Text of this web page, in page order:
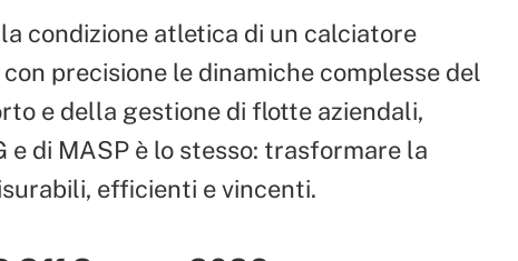
condizione atletica di un calciatore
precisione le dinamiche complesse del
e della gestione di flotte aziendali,
e di MASP è lo stesso: trasformare la
efficienti e vincenti.